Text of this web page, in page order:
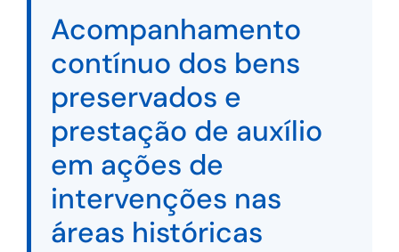
Acompanhamento
contínuo dos bens
preservados e
prestação de auxílio
em ações de
intervenções nas
áreas históricas